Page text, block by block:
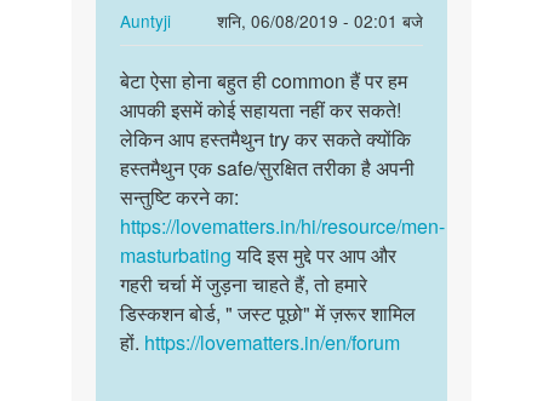
हू
मेने
आज
तक
by
Rajanikant
करूं…
Auntyji
शनि, 06/08/2019 - 02:01 बजे
In
reply
to
मुझे
सेक्स
करना
है
कैसे
करूं…
by
Pankaj
Yadav
बेटा
ऐसा
होना
बहुत
ही
common…
बेटा ऐसा होना बहुत ही common हैं पर हम
आपकी इसमें कोई सहायता नहीं कर सकते!
लेकिन आप हस्तमैथुन try कर सकते क्योंकि
हस्तमैथुन एक safe/सुरक्षित तरीका है अपनी
सन्तुष्टि करने का:
https://lovematters.in/hi/resource/men-
masturbatingयदि इस मुद्दे पर आप और
गहरी चर्चा में जुड़ना चाहते हैं, तो हमारे
डिस्कशन बोर्ड, " जस्ट पूछो" में ज़रूर शामिल
हों. https://lovematters.in/en/forum